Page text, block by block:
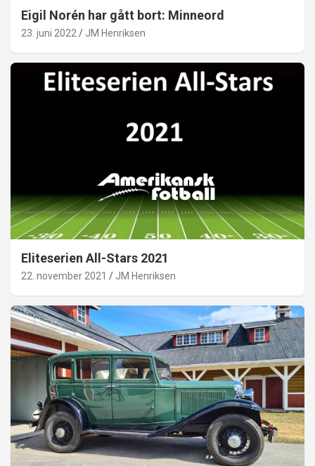
Eigil Norén har gått bort: Minneord
23. juni 2022 JM Henriksen
Eliteserien All-Stars 2021
22. november 2021 JM Henriksen